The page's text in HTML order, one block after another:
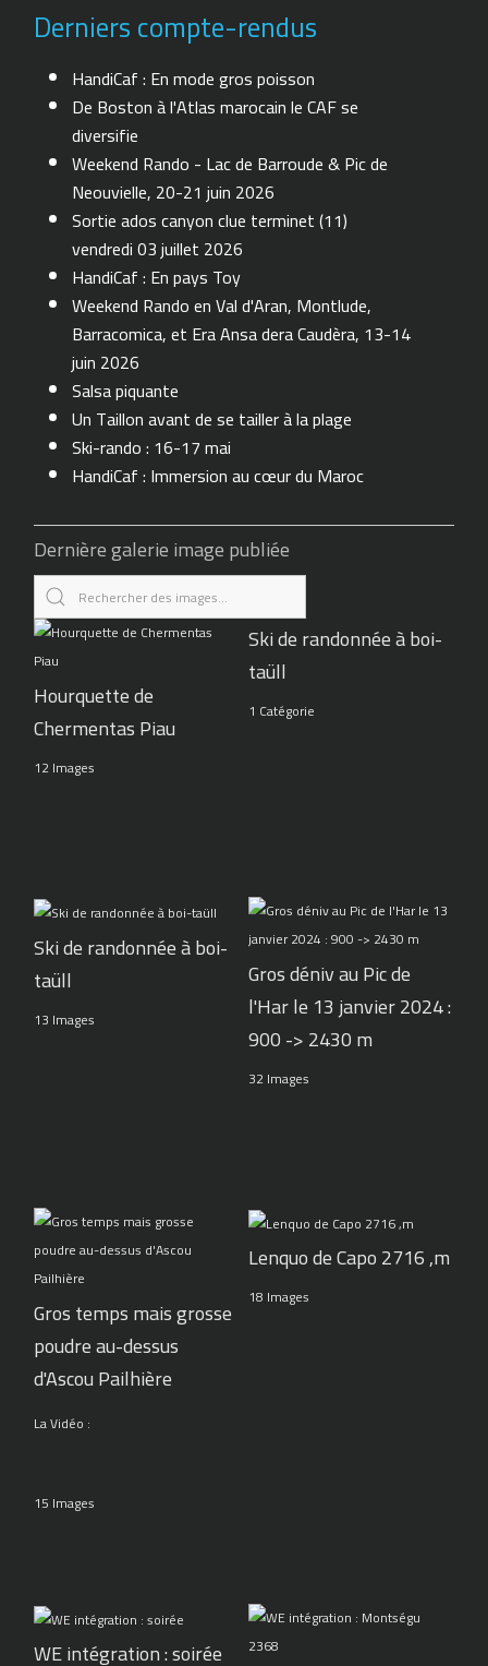
Derniers compte-rendus
HandiCaf : En mode gros poisson
De Boston à l'Atlas marocain le CAF se
diversifie
Weekend Rando - Lac de Barroude & Pic de
Neouvielle, 20-21 juin 2026
Sortie ados canyon clue terminet (11)
vendredi 03 juillet 2026
HandiCaf : En pays Toy
Weekend Rando en Val d'Aran, Montlude,
Barracomica, et Era Ansa dera Caudèra, 13-14
juin 2026
Salsa piquante
Un Taillon avant de se tailler à la plage
Ski-rando : 16-17 mai
HandiCaf : Immersion au cœur du Maroc
Dernière galerie image publiée
Hourquette de
Chermentas Piau
12 Images
Ski de randonnée à boi-
taüll
1 Catégorie
Ski de randonnée à boi-
taüll
13 Images
Gros déniv au Pic de
l'Har le 13 janvier 2024 :
900 -> 2430 m
32 Images
Gros temps mais grosse
poudre au-dessus
d'Ascou Pailhière
La Vidéo :
15 Images
Lenquo de Capo 2716 ,m
18 Images
WE intégration : soirée